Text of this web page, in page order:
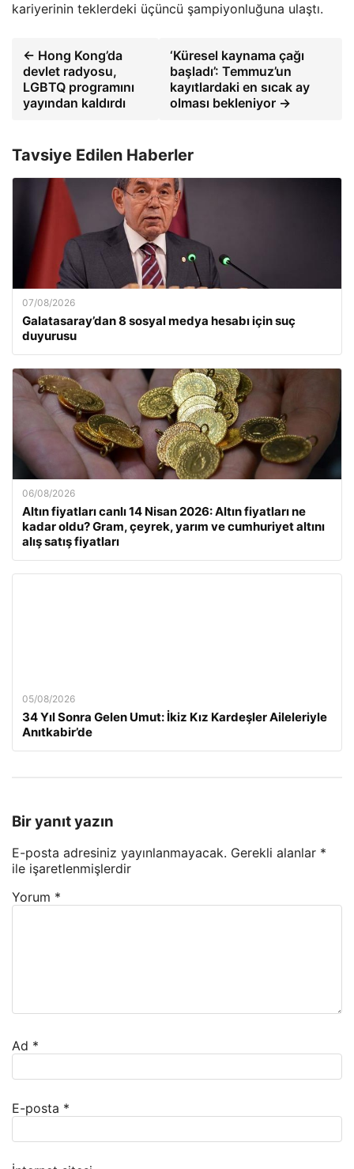
kariyerinin teklerdeki üçüncü şampiyonluğuna ulaştı.
← Hong Kong’da
devlet radyosu,
LGBTQ programını
yayından kaldırdı
‘Küresel kaynama çağı
başladı’: Temmuz’un
kayıtlardaki en sıcak ay
olması bekleniyor →
Tavsiye Edilen Haberler
07/08/2026
Galatasaray’dan 8 sosyal medya hesabı için suç
duyurusu
06/08/2026
Altın fiyatları canlı 14 Nisan 2026: Altın fiyatları ne
kadar oldu? Gram, çeyrek, yarım ve cumhuriyet altını
alış satış fiyatları
05/08/2026
34 Yıl Sonra Gelen Umut: İkiz Kız Kardeşler Aileleriyle
Anıtkabir’de
Bir yanıt yazın
E-posta adresiniz yayınlanmayacak. Gerekli alanlar *
ile işaretlenmişlerdir
Yorum *
Ad *
E-posta *